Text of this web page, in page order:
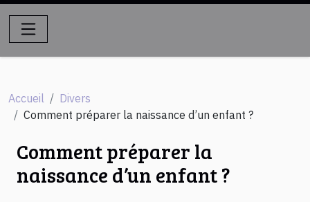
Accueil
Divers
Comment préparer la naissance d’un enfant ?
Comment préparer la
naissance d’un enfant ?